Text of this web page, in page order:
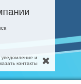
уведомление и
контакты